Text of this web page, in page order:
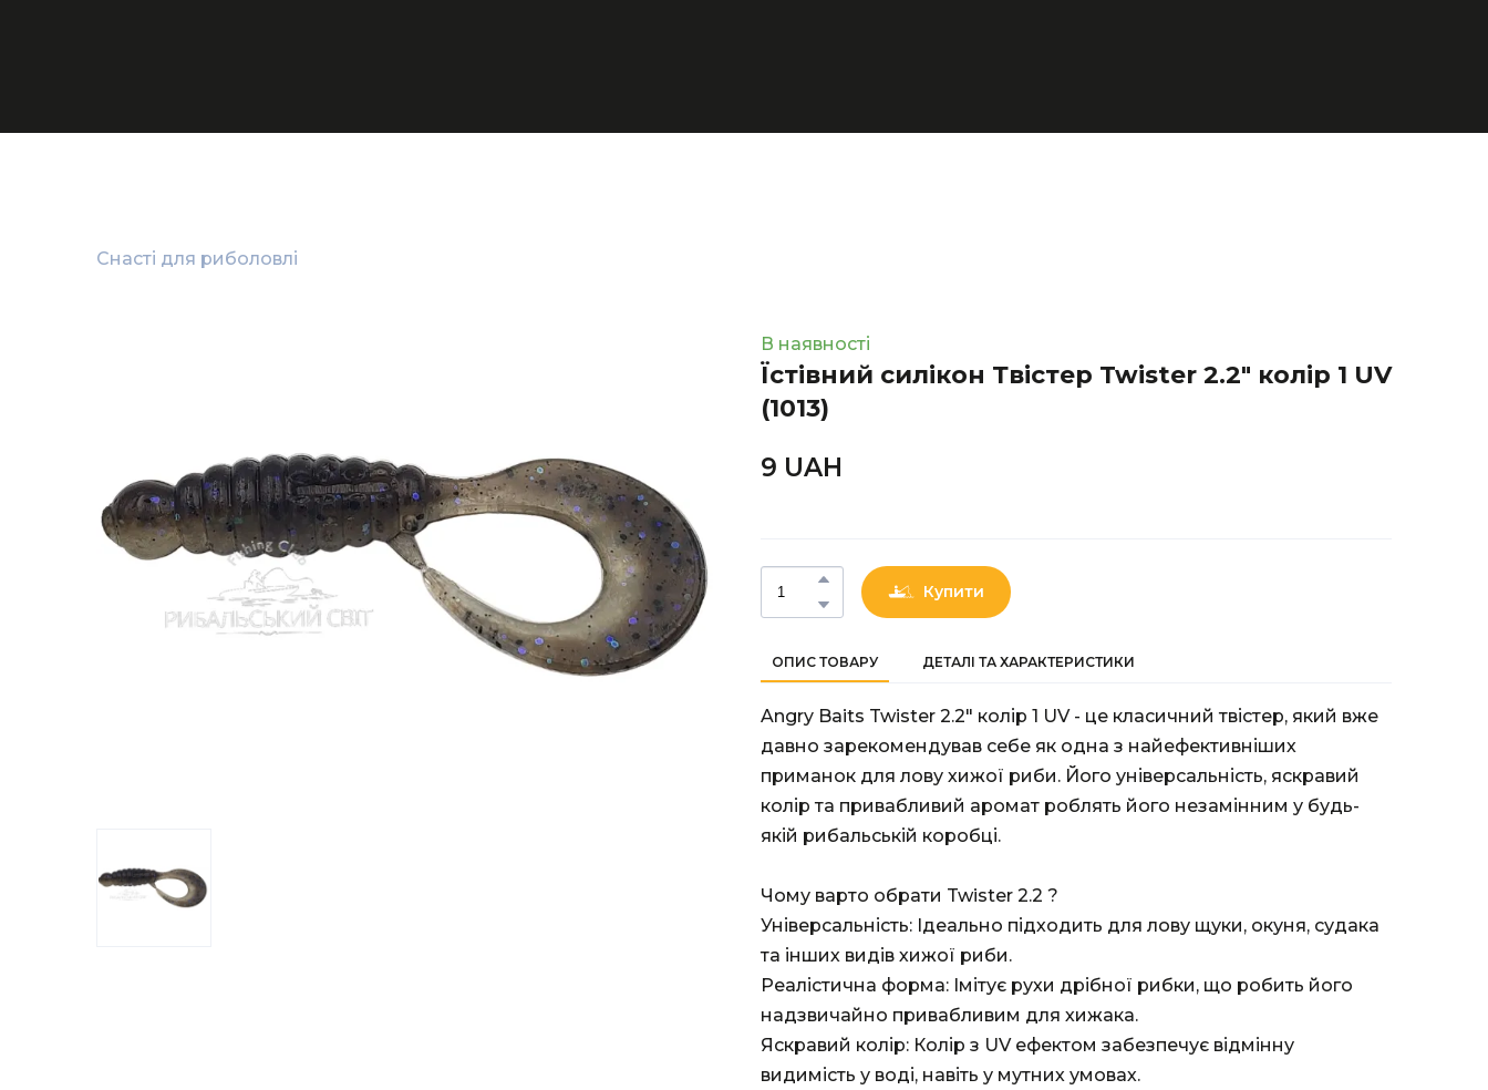
Снасті для риболовлі
В наявності
Їстівний силікон Твістер Twister 2.2" колір 1 UV
(1013)
9 UAН
Купити
ОПИС ТОВАРУ ДЕТАЛІ ТА ХАРАКТЕРИСТИКИ
Angry Baits Twister 2.2" колір 1 UV - це класичний твістер, який вже
давно зарекомендував себе як одна з найефективніших
приманок для лову хижої риби. Його універсальність, яскравий
колір та привабливий аромат роблять його незамінним у будь-
якій рибальській коробці.
Чому варто обрати Twister 2.2 ?
Універсальність: Ідеально підходить для лову щуки, окуня, судака
та інших видів хижої риби.
Реалістична форма: Імітує рухи дрібної рибки, що робить його
надзвичайно привабливим для хижака.
Яскравий колір: Колір з UV ефектом забезпечує відмінну
видимість у воді, навіть у мутних умовах.